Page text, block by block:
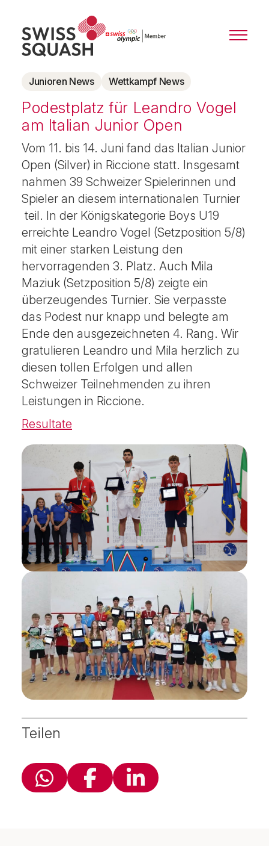
Junioren News Wettkampf News
Podestplatz für Leandro Vogel
am Italian Junior Open
Vom 11. bis 14. Juni fand das Italian Junior
Open (Silver) in Riccione statt. Insgesamt
nahmen 39 Schweizer Spielerinnen und
Spieler an diesem internationalen Turnier
teil. In der Königskategorie Boys U19
erreichte Leandro Vogel (Setzposition 5/8)
mit einer starken Leistung den
hervorragenden 3. Platz. Auch Mila
Maziuk (Setzposition 5/8) zeigte ein
überzeugendes Turnier. Sie verpasste
das Podest nur knapp und belegte am
Ende den ausgezeichneten 4. Rang. Wir
gratulieren Leandro und Mila herzlich zu
diesen tollen Erfolgen und allen
Schweizer Teilnehmenden zu ihren
Leistungen in Riccione.
Resultate
Teilen